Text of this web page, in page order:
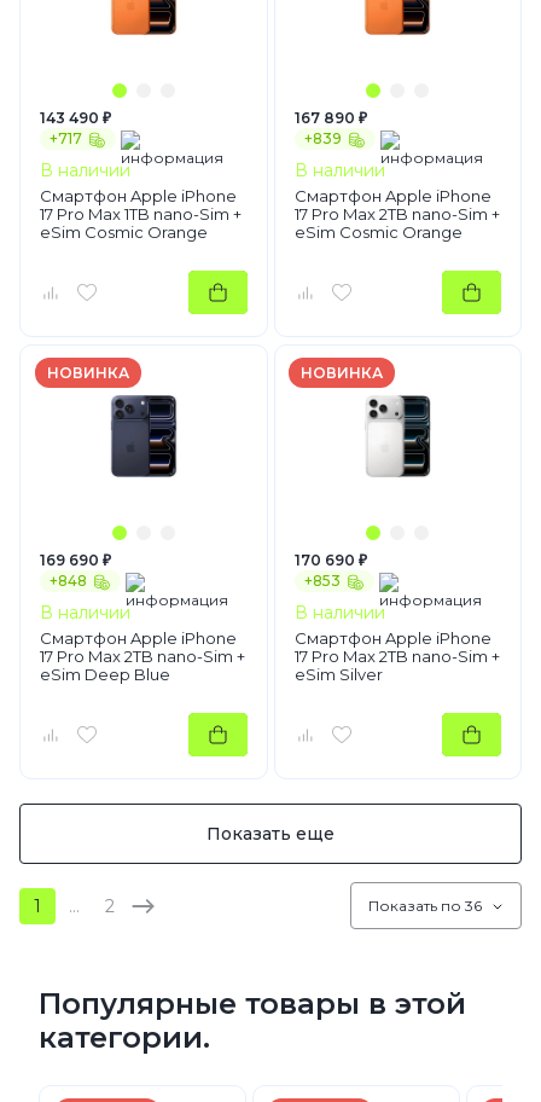
143 490 ₽
+717
В наличии
Смартфон Apple iPhone
17 Pro Max 1TB nano-Sim +
eSim Cosmic Orange
167 890 ₽
+839
В наличии
Смартфон Apple iPhone
17 Pro Max 2TB nano-Sim +
eSim Cosmic Orange
НОВИНКА
169 690 ₽
+848
В наличии
Смартфон Apple iPhone
17 Pro Max 2TB nano-Sim +
eSim Deep Blue
НОВИНКА
170 690 ₽
+853
В наличии
Смартфон Apple iPhone
17 Pro Max 2TB nano-Sim +
eSim Silver
Показать еще
1 … 2 Показать по 36
Популярные товары в этой
категории.